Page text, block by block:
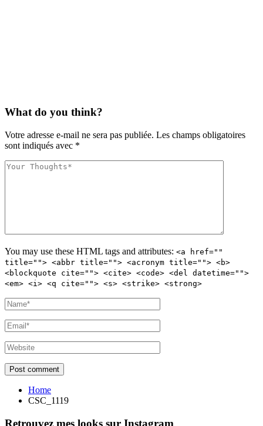
What do you think?
Votre adresse e-mail ne sera pas publiée. Les champs obligatoires
sont indiqués avec *
You may use these HTML tags and attributes: <a href=""
title=""> <abbr title=""> <acronym title=""> <b>
<blockquote cite=""> <cite> <code> <del datetime="">
<em> <i> <q cite=""> <s> <strike> <strong>
Home
CSC_1119
Retrouvez mes looks sur Instagram